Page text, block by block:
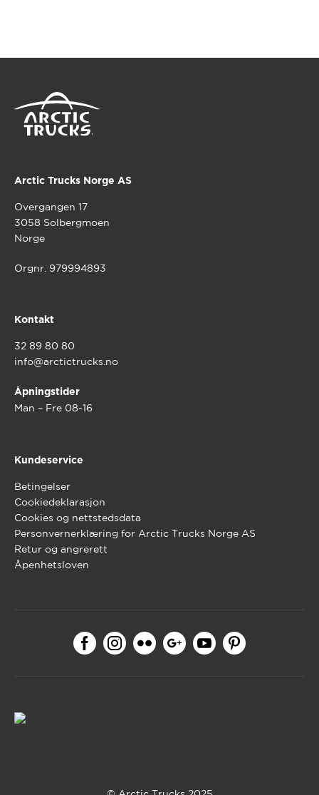
Arctic Trucks Norge AS
Overgangen 17
3058 Solbergmoen
Norge
Orgnr. 979994893
Kontakt
32 89 80 80
info@arctictrucks.no
Åpningstider
Man – Fre 08-16
Kundeservice
Betingelser
Cookiedeklarasjon
Cookies og nettstedsdata
Personvernerklæring for Arctic Trucks Norge AS
Retur og angrerett
Åpenhetsloven